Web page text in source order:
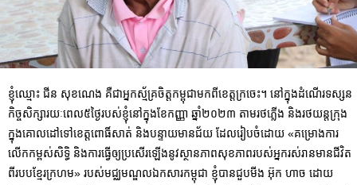
ខ្ញុំឈ្មោះ ជីន សុខណេង គឺជាអ្នកស្ម័គ្រចិត្តកម្ពុជាមកពីខេត្តក្រចេះ។ នៅក្នុងដំណើរទស្សន
កិច្ចសិក្សារយៈពេល៥ថ្ងៃរបស់ខ្ញុំនៅក្នុងខែកញ្ញា ឆ្នាំ២០២៣ តាមរថភ្លើង និងរថយន្តក្រុង
ក្នុងគោលដៅទៅខេត្តពោធិ៍សាត់ និងបន្ទាយមានជ័យ ដែលរៀបចំដោយ «គម្រោងការ
លើកកម្ពស់សិទ្ធិ និងការធ្វើឲ្យប្រសើរឡើងនូវស្ថានភាពសុខភាពរបស់អ្នករស់រានមានជីវិត
ពីរបបខ្មែរក្រហម» របស់មជ្ឈមណ្ឌលឯកសារកម្ពុជា ខ្ញុំបានជួបមីង អ៊ុក ហាច ដោយ